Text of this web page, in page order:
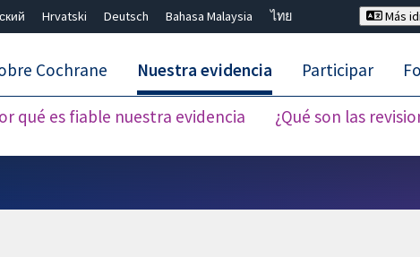
Hrvatski Deutsch Bahasa Malaysia
ไทย
Más
Cochrane Nuestra evidencia
qué es fiable nuestra evidencia ¿Qué son las
Participar